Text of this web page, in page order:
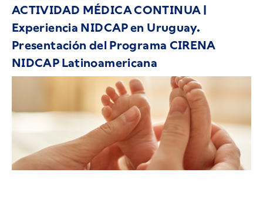
ACTIVIDAD MÉDICA CONTINUA |
Experiencia NIDCAP en Uruguay.
Presentación del Programa CIRENA
NIDCAP Latinoamericana